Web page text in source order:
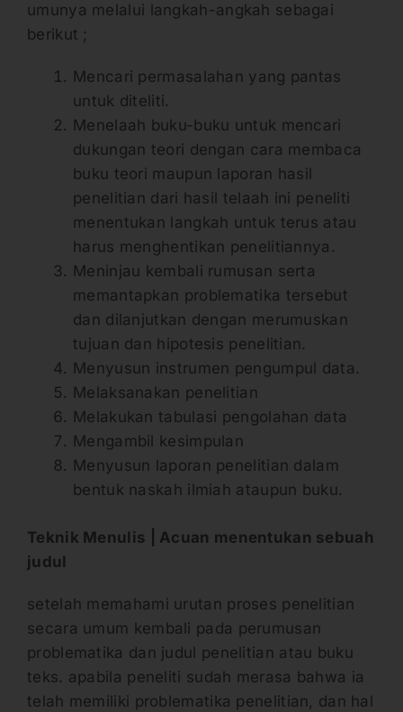
umunya melalui langkah-angkah sebagai
berikut ;
Mencari permasalahan yang pantas
untuk diteliti.
Menelaah buku-buku untuk mencari
dukungan teori dengan cara membaca
buku teori maupun laporan hasil
penelitian dari hasil telaah ini peneliti
menentukan langkah untuk terus atau
harus menghentikan penelitiannya.
Meninjau kembali rumusan serta
memantapkan problematika tersebut
dan dilanjutkan dengan merumuskan
tujuan dan hipotesis penelitian.
Menyusun instrumen pengumpul data.
Melaksanakan penelitian
Melakukan tabulasi pengolahan data
Mengambil kesimpulan
Menyusun laporan penelitian dalam
bentuk naskah ilmiah ataupun buku.
Teknik Menulis | Acuan menentukan sebuah
judul
setelah memahami urutan proses penelitian
secara umum kembali pada perumusan
problematika dan judul penelitian atau buku
teks. apabila peneliti sudah merasa bahwa ia
telah memiliki problematika penelitian, dan hal